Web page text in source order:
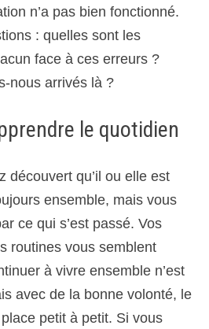
n’a pas bien fonctionné.
: quelles sont les
face à ces erreurs ?
nous arrivés là ?
le quotidien
découvert qu’il ou elle est
ensemble, mais vous
ce qui s’est passé. Vos
routines vous semblent
à vivre ensemble n’est
avec de la bonne volonté, le
petit à petit. Si vous